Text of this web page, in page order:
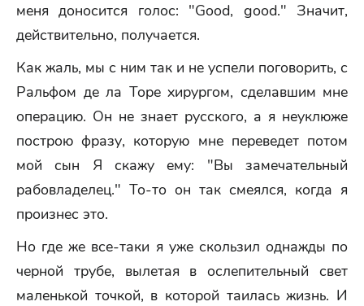
меня доносится голос: "Good, good." Значит,
действительно, получается.
Как жаль, мы с ним так и не успели поговорить, с
Ральфом де ла Торе хирургом, сделавшим мне
операцию. Он не знает русского, а я неуклюже
построю фразу, которую мне переведет потом
мой сын Я скажу ему: "Вы замечательный
рабовладелец." То-то он так смеялся, когда я
произнес это.
Но где же все-таки я уже скользил однажды по
черной трубе, вылетая в ослепительный свет
маленькой точкой, в которой таилась жизнь. И